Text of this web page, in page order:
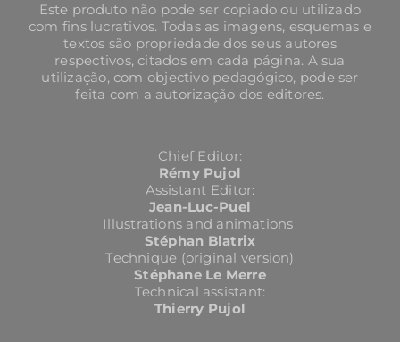
Este produto não pode ser copiado ou utilizado
com fins lucrativos. Todas as imagens, esquemas e
textos são propriedade dos seus autores
respectivos, citados em cada página. A sua
utilização, com objectivo pedagógico, pode ser
feita com a autorização dos editores.
Chief Editor:
Rémy Pujol
Assistant Editor:
Jean-Luc-Puel
Illustrations and animations
Stéphan Blatrix
Technique (original version)
Stéphane Le Merre
Technical assistant:
Thierry Pujol